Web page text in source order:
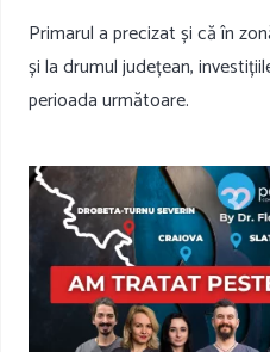
Primarul a precizat și că în
și la drumul județean,
perioada următoare.